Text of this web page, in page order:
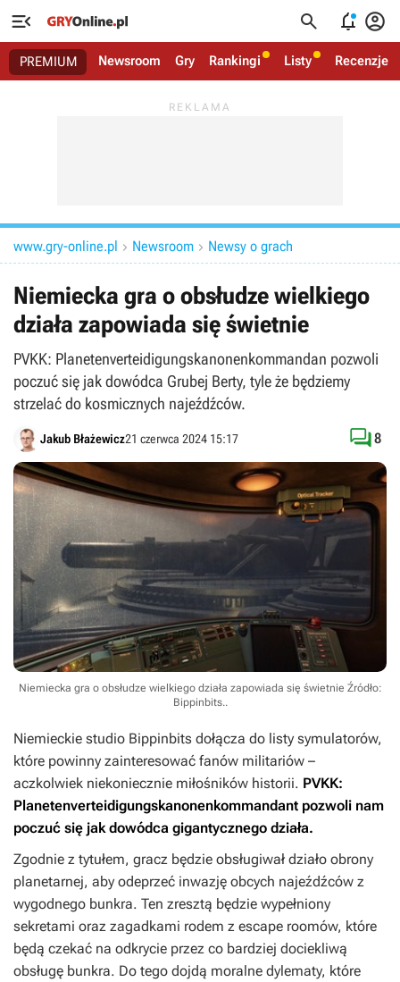
   
PREMIUM Newsroom Gry Rankingi Listy Recenzje
www.gry-online.pl  Newsroom  Newsy o grach
Niemiecka gra o obsłudze wielkiego
działa zapowiada się świetnie
PVKK: Planetenverteidigungskanonenkommandan pozwoli
poczuć się jak dowódca Grubej Berty, tyle że będziemy
strzelać do kosmicznych najeźdźców.
Jakub Błażewicz21 czerwca 2024 15:17 8
Niemiecka gra o obsłudze wielkiego działa zapowiada się świetnie Źródło:
Bippinbits..
Niemieckie studio Bippinbits dołącza do listy symulatorów,
które powinny zainteresować fanów militariów –
aczkolwiek niekoniecznie miłośników historii. PVKK:
Planetenverteidigungskanonenkommandant pozwoli nam
poczuć się jak dowódca gigantycznego działa.
Zgodnie z tytułem, gracz będzie obsługiwał działo obrony
planetarnej, aby odeprzeć inwazję obcych najeźdźców z
wygodnego bunkra. Ten zresztą będzie wypełniony
sekretami oraz zagadkami rodem z escape roomów, które
będą czekać na odkrycie przez co bardziej dociekliwą
obsługę bunkra. Do tego dojdą moralne dylematy, które